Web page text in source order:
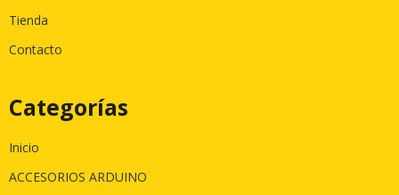
Tienda
Contacto
Categorías
Inicio
ACCESORIOS ARDUINO